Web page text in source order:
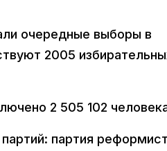
очередные выборы в
2005
2 505 102
партия